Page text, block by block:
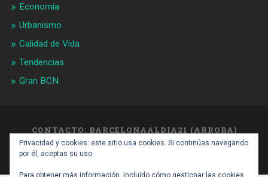
Economía
Urbanismo
Calidad de Vida
Tendencias
Gran BCN
CONTACTO: BARCELONAALDIA21 (ARROBA)
GMAIL.COM
Privacidad y cookies: este sitio usa cookies. Si continúas navegando
por él, aceptas su uso.
Para obtener más información, incluido cómo gestionar las cookies,